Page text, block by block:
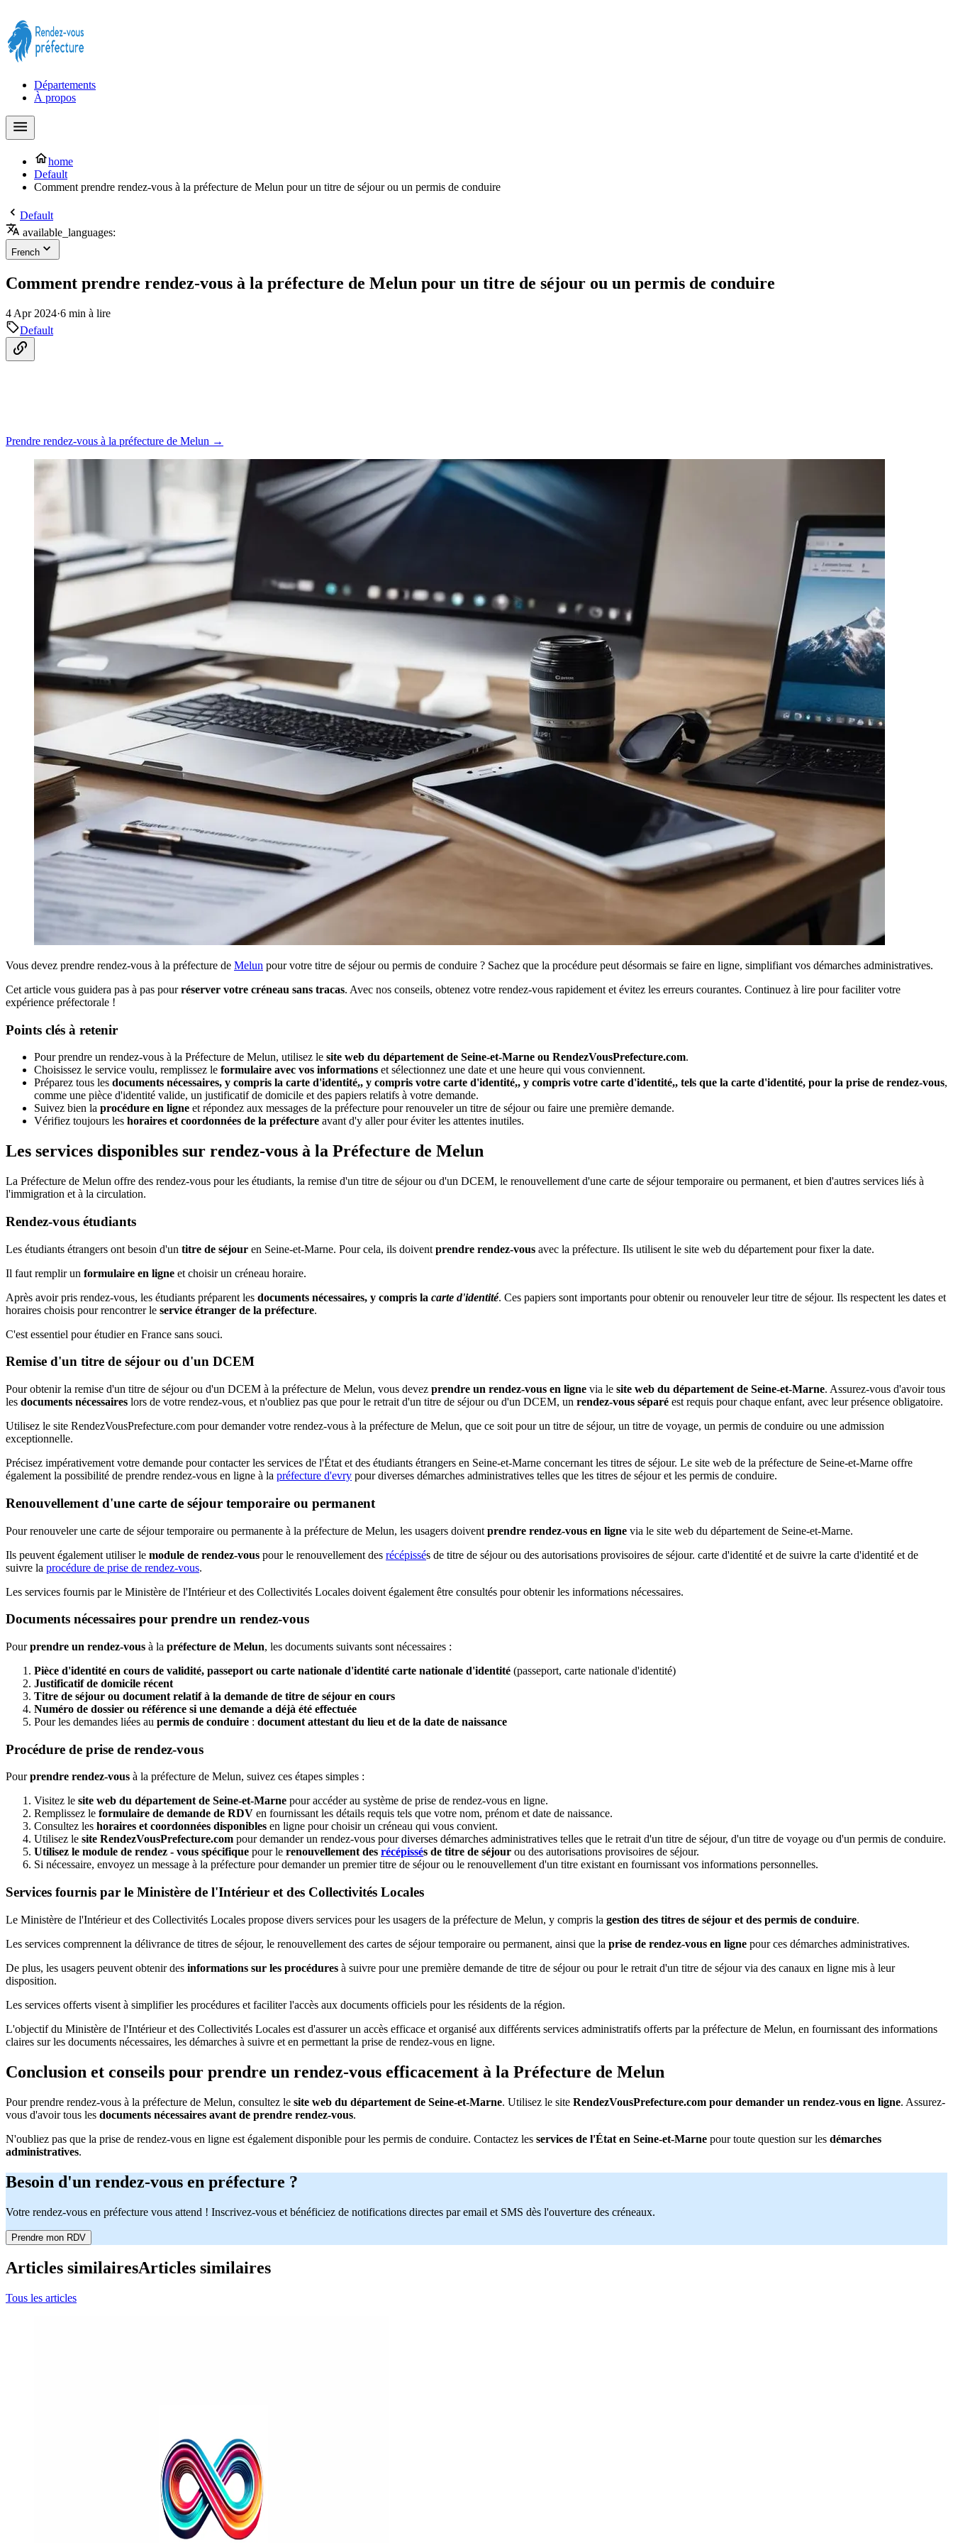
Départements
À propos
home
Default
Comment prendre rendez-vous à la préfecture de Melun pour un titre de séjour ou un permis de conduire
Default
available_languages:
French
Comment prendre rendez-vous à la préfecture de Melun pour un titre de séjour ou un permis de conduire
4 Apr 2024·6 min à lire
Default
Prendre rendez-vous à la préfecture de Melun →
Vous devez prendre rendez-vous à la préfecture de Melun pour votre titre de séjour ou permis de conduire ? Sachez que la procédure peut désormais se faire en ligne, simplifiant vos démarches administratives.
Cet article vous guidera pas à pas pourréserver votre créneau sans tracas. Avec nos conseils, obtenez votre rendez-vous rapidement et évitez les erreurs courantes. Continuez à lire pour faciliter votre
expérience préfectorale !
Points clés à retenir
Pour prendre un rendez-vous à la Préfecture de Melun, utilisez le site web du département de Seine-et-Marne ou RendezVousPrefecture.com.
Choisissez le service voulu, remplissez le formulaire avec vos informations et sélectionnez une date et une heure qui vous conviennent.
Préparez tous les documents nécessaires, y compris la carte d'identité,, y compris votre carte d'identité,, y compris votre carte d'identité,, tels que la carte d'identité, pour la prise de rendez-vous,
comme une pièce d'identité valide, un justificatif de domicile et des papiers relatifs à votre demande.
Suivez bien la procédure en ligne et répondez aux messages de la préfecture pour renouveler un titre de séjour ou faire une première demande.
Vérifiez toujours les horaires et coordonnées de la préfecture avant d'y aller pour éviter les attentes inutiles.
Les services disponibles sur rendez-vous à la Préfecture de Melun
La Préfecture de Melun offre des rendez-vous pour les étudiants, la remise d'un titre de séjour ou d'un DCEM, le renouvellement d'une carte de séjour temporaire ou permanent, et bien d'autres services liés à
l'immigration et à la circulation.
Rendez-vous étudiants
Les étudiants étrangers ont besoin d'un titre de séjour en Seine-et-Marne. Pour cela, ils doivent prendre rendez-vous avec la préfecture. Ils utilisent le site web du département pour fixer la date.
Il faut remplir un formulaire en ligne et choisir un créneau horaire.
Après avoir pris rendez-vous, les étudiants préparent les documents nécessaires, y compris la carte d'identité. Ces papiers sont importants pour obtenir ou renouveler leur titre de séjour. Ils respectent les dates et
horaires choisis pour rencontrer le service étranger de la préfecture.
C'est essentiel pour étudier en France sans souci.
Remise d'un titre de séjour ou d'un DCEM
Pour obtenir la remise d'un titre de séjour ou d'un DCEM à la préfecture de Melun, vous devez prendre un rendez-vous en ligne via le site web du département de Seine-et-Marne. Assurez-vous d'avoir tous
les documents nécessaires lors de votre rendez-vous, et n'oubliez pas que pour le retrait d'un titre de séjour ou d'un DCEM, un rendez-vous séparé est requis pour chaque enfant, avec leur présence obligatoire.
Utilisez le site RendezVousPrefecture.com pour demander votre rendez-vous à la préfecture de Melun, que ce soit pour un titre de séjour, un titre de voyage, un permis de conduire ou une admission
exceptionnelle.
Précisez impérativement votre demande pour contacter les services de l'État et des étudiants étrangers en Seine-et-Marne concernant les titres de séjour. Le site web de la préfecture de Seine-et-Marne offre
également la possibilité de prendre rendez-vous en ligne à la préfecture d'evry pour diverses démarches administratives telles que les titres de séjour et les permis de conduire.
Renouvellement d'une carte de séjour temporaire ou permanent
Pour renouveler une carte de séjour temporaire ou permanente à la préfecture de Melun, les usagers doivent prendre rendez-vous en ligne via le site web du département de Seine-et-Marne.
Ils peuvent également utiliser le module de rendez-vous pour le renouvellement des récépissés de titre de séjour ou des autorisations provisoires de séjour. carte d'identité et de suivre la carte d'identité et de
suivre la procédure de prise de rendez-vous.
Les services fournis par le Ministère de l'Intérieur et des Collectivités Locales doivent également être consultés pour obtenir les informations nécessaires.
Documents nécessaires pour prendre un rendez-vous
Pourprendre un rendez-vous à la préfecture de Melun, les documents suivants sont nécessaires :
Pièce d'identité en cours de validité, passeport ou carte nationale d'identité carte nationale d'identité (passeport, carte nationale d'identité)
Justificatif de domicile récent
Titre de séjour ou document relatif à la demande de titre de séjour en cours
Numéro de dossier ou référence si une demande a déjà été effectuée
Pour les demandes liées au permis de conduire : document attestant du lieu et de la date de naissance
Procédure de prise de rendez-vous
Pourprendre rendez-vous à la préfecture de Melun, suivez ces étapes simples :
Visitez le site web du département de Seine-et-Marne pour accéder au système de prise de rendez-vous en ligne.
Remplissez le formulaire de demande de RDV en fournissant les détails requis tels que votre nom, prénom et date de naissance.
Consultez les horaires et coordonnées disponibles en ligne pour choisir un créneau qui vous convient.
Utilisez le site RendezVousPrefecture.com pour demander un rendez-vous pour diverses démarches administratives telles que le retrait d'un titre de séjour, d'un titre de voyage ou d'un permis de conduire.
Utilisez le module de rendez - vous spécifique pour le renouvellement des récépissés de titre de séjour ou des autorisations provisoires de séjour.
Si nécessaire, envoyez un message à la préfecture pour demander un premier titre de séjour ou le renouvellement d'un titre existant en fournissant vos informations personnelles.
Services fournis par le Ministère de l'Intérieur et des Collectivités Locales
Le Ministère de l'Intérieur et des Collectivités Locales propose divers services pour les usagers de la préfecture de Melun, y compris la gestion des titres de séjour et des permis de conduire.
Les services comprennent la délivrance de titres de séjour, le renouvellement des cartes de séjour temporaire ou permanent, ainsi que la prise de rendez-vous en ligne pour ces démarches administratives.
De plus, les usagers peuvent obtenir des informations sur les procédures à suivre pour une première demande de titre de séjour ou pour le retrait d'un titre de séjour via des canaux en ligne mis à leur
disposition.
Les services offerts visent à simplifier les procédures et faciliter l'accès aux documents officiels pour les résidents de la région.
L'objectif du Ministère de l'Intérieur et des Collectivités Locales est d'assurer un accès efficace et organisé aux différents services administratifs offerts par la préfecture de Melun, en fournissant des informations
claires sur les documents nécessaires, les démarches à suivre et en permettant la prise de rendez-vous en ligne.
Conclusion et conseils pour prendre un rendez-vous efficacement à la Préfecture de Melun
Pour prendre rendez-vous à la préfecture de Melun, consultez le site web du département de Seine-et-Marne. Utilisez le site RendezVousPrefecture.com pour demander un rendez-vous en ligne. Assurez-
vous d'avoir tous les documents nécessaires avant de prendre rendez-vous.
N'oubliez pas que la prise de rendez-vous en ligne est également disponible pour les permis de conduire. Contactez les services de l'État en Seine-et-Marne pour toute question sur les démarches
administratives.
Besoin d'un rendez-vous en préfecture ?
Votre rendez-vous en préfecture vous attend ! Inscrivez-vous et bénéficiez de notifications directes par email et SMS dès l'ouverture des créneaux.
Prendre mon RDV
Articles similairesArticles similaires
Tous les articles